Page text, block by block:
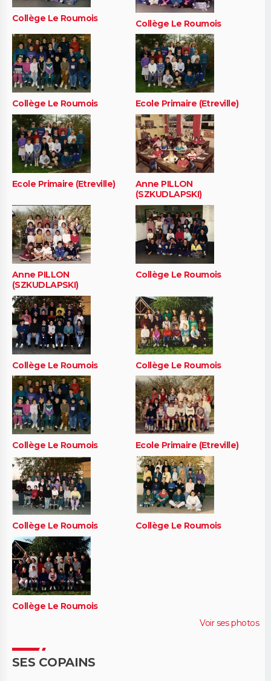
Collège Le Roumois Collège Le Roumois
Collège Le Roumois Ecole Primaire (Etreville)
Ecole Primaire (Etreville)
Anne PILLON
(SZKUDLAPSKI)
Anne PILLON
(SZKUDLAPSKI)
Collège Le Roumois
Collège Le Roumois Collège Le Roumois
Collège Le Roumois Ecole Primaire (Etreville)
Collège Le Roumois Collège Le Roumois
Collège Le Roumois
Voir ses photos
SES COPAINS